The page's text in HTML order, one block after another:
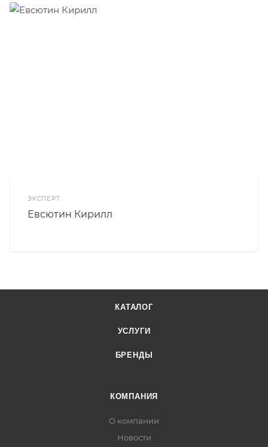
ЭКСПЕРТ
Евсютин Кирилл
КАТАЛОГ
УСЛУГИ
БРЕНДЫ
КОМПАНИЯ
О компании
Новости